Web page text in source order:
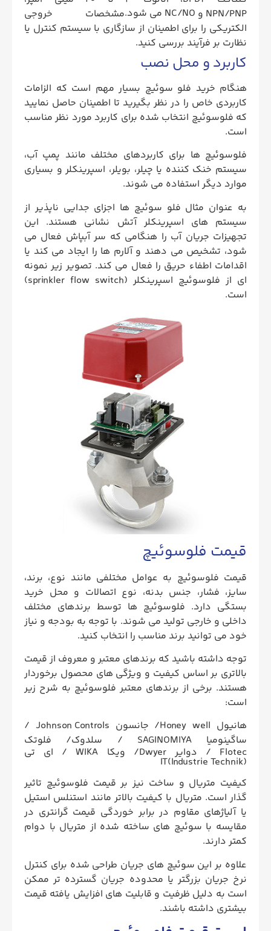
NPN/PNP و
NC/NO می شود.
مشخصات خروجی
الکتریکی را برای اطمینان از سازگاری با سیستم کنترل یا
نظارت بر فرآیند بررسی کنید.
کاربرد و محل نصب
هنگام خرید فلو سوئیچ بسیار مهم است که الزامات
کاربردی خاص را در نظر بگیرید تا اطمینان حاصل نمایید
که فلوسوئیچ انتخاب شده برای کاربرد مورد نظر مناسب
است.
فلوسوئیچ ها برای کاربردهای مختلف مانند پمپ آب،
سیستم خنک کننده یا چیلر، بویلر، اسپرینکلر و بسیاری
موارد دیگر استفاده می شوند.
به عنوان مثال فلو سوئیچ ها اجزای جدایی ناپذیر از
سیستم های اسپرینکلر آتش نشانی هستند. این
تجهیزات جریان آب را هنگامی که سر آبپاش فعال می
شود، تشخیص می دهند و آلارم ها را ایجاد می کند یا
اقدامات اطفاء حریق را فعال می کند. تصویر زیر نمونه
ای از فلوسوئیچ اسپرینکلر (sprinkler flow switch)
است.
قیمت فلوسوئیچ
قیمت فلوسوئیچ به عوامل مختلفی مانند نوع، برند،
سایز، فشار، جنس بدنه، نوع اتصالات و محل خرید
بستگی دارد. فلوسوئیچ ها توسط برندهای مختلف
داخلی و خارجی تولید می شوند. با توجه به بودجه و نیاز
خود می توانید برند مناسب را انتخاب کنید.
توجه داشته باشید که برندهای معتبر و معروف از قیمت
بالاتری بر اساس کیفیت و ویژگی های محصول برخوردار
هستند. برخی از برندهای معتبر فلوسوئیچ به شرح زیر
است:
هانیول Honey well/ جانسون
Johnson Controls
/
ساگینومیاSAGINOMIYA / سلدوک/ فلوتک
Flotec / دوایر Dwyer/ ویکا WIKA / ای تی
IT(Industrie Technik)
کیفیت متریال و ساخت نیز بر قیمت فلوسوئیچ تاثیر
گذار است. متریال با کیفیت بالاتر مانند استنلس استیل
یا آلیاژهای مقاوم در برابر خوردگی قیمت گرانتری در
مقایسه با سوئیچ های ساخته شده از متریال با دوام
کمتر دارند.
علاوه بر این سوئیچ های جریان طراحی شده برای کنترل
نرخ جریان بزرگتر یا محدوده جریان گسترده تر ممکن
است به دلیل ظرفیت و قابلیت های افزایش یافته قیمت
بیشتری داشته باشند.